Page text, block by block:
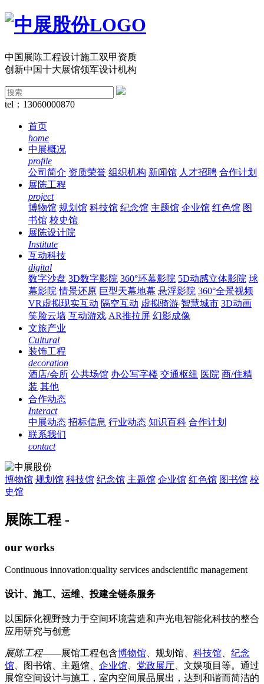
中国展陈工程设计施工双甲资质
创新中国十大展馆领军设计机构
tel：13060000870
首页
home
中展概况
profile
公司简介 资质荣誉 组织机构 新闻馆 人才招聘 合作计划
展陈工程
project
博物馆 规划馆 科技馆 纪念馆 主题馆 企业馆 红色馆 图
书馆 校史馆
展陈设计院
Institute
互动科技
digital
数字沙盘 3D数字影院 360°环幕影院 5D动感立体影院 球
幕影院 情景还原 巨型天幕地幕 悬浮影院 360°全景视频
VR虚拟现实互动 隔空互动 虚拟骑游 智慧城市 3D动画
笑脸云墙 互动游戏 AR推拉屏 幻影成像
文旅产业
Cultural
装饰工程
decoration
酒店/会所 公共场馆 办公写字楼 交通枢纽 医院 商/住精
装 其他
合作动态
Interact
中展动态 招标信息 行业动态 知识百科 合作计划
联系我们
contact
博物馆 规划馆 科技馆 纪念馆 主题馆 企业馆 红色馆 图书馆 校
史馆
展陈工程 -
our works
Continuous innovation:quality services andscientific management
设计、施工、运维、投建全链条服务
以国际化视野致力于空间环境营造和声光电智能化科技的整合
应用研究与创意
展陈工程——展馆工程包含博物馆 、规划馆、 科技馆
纪念
馆 、图书馆、主题馆、 企业馆 党政展厅 、文娱项目等。通过
展馆空间设计与施工，室内空间展品展出，达到和谐而简洁的